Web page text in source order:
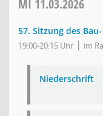
MI 11.03.2026
57. Sitzung des
19:00-20:15 Uhr im
Niederschrift